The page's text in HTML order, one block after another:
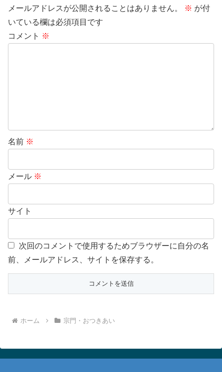
メールアドレスが公開されることはありません。 ※ が付
いている欄は必須項目です
コメント ※
名前 ※
メール ※
サイト
次回のコメントで使用するためブラウザーに自分の名
前、メールアドレス、サイトを保存する。
ホーム 宗門・おつきあい